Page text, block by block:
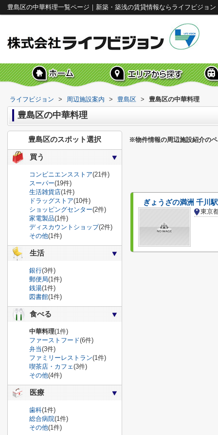
豊島区の中華料理一覧ページ｜新築・築浅の賃貸情報ならライフビジョン
ライフビジョン > 周辺施設案内 > 豊島区 > 豊島区の中華料理
豊島区の中華料理
※物件情報の周辺施設紹介の
ぎょうざの満洲 千川
東京
豊島区のスポット選択
買う
コンビニエンスストア(21件)
スーパー(19件)
生活雑貨店(1件)
ドラッグストア(10件)
ショッピングセンター(2件)
家電製品(1件)
ディスカウントショップ(2件)
その他(1件)
生活
銀行(3件)
郵便局(1件)
銭湯(1件)
図書館(1件)
食べる
中華料理(1件)
ファーストフード(6件)
弁当(3件)
ファミリーレストラン(1件)
喫茶店・カフェ(3件)
その他(4件)
医療
歯科(1件)
総合病院(1件)
その他(1件)